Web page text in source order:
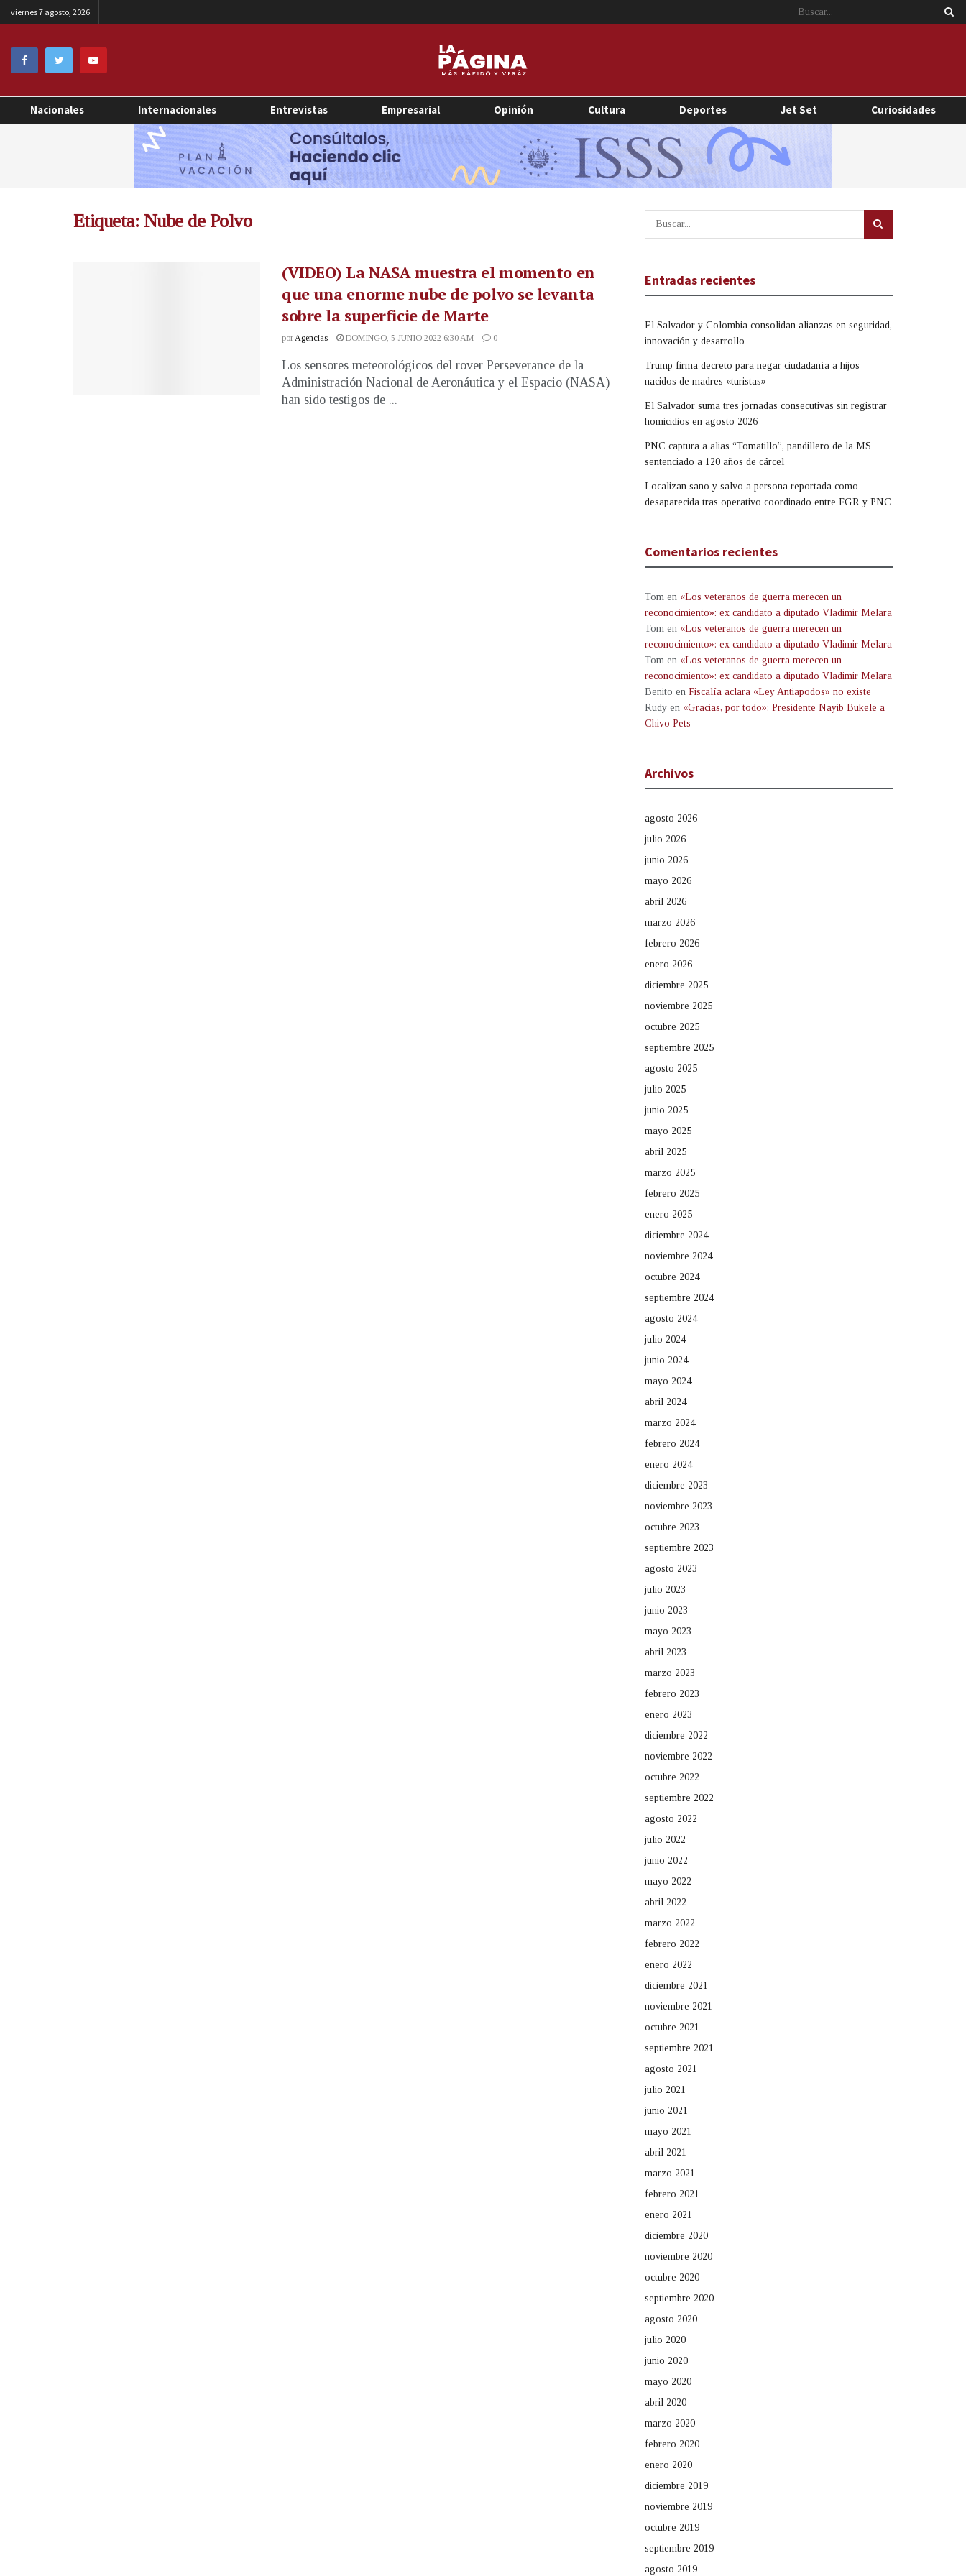
viernes 7 agosto, 2026
Nacionales Internacionales Entrevistas Empresarial Opinión Cultura Deportes Jet Set Curiosidades
Etiqueta: Nube de Polvo
(VIDEO) La NASA muestra el momento en
que una enorme nube de polvo se levanta
sobre la superficie de Marte
porAgencias DOMINGO, 5 JUNIO 2022 6:30 AM 0
Los sensores meteorológicos del rover Perseverance de la
Administración Nacional de Aeronáutica y el Espacio (NASA)
han sido testigos de ...
Entradas recientes
El Salvador y Colombia consolidan alianzas en seguridad,
innovación y desarrollo
Trump firma decreto para negar ciudadanía a hijos
nacidos de madres «turistas»
El Salvador suma tres jornadas consecutivas sin registrar
homicidios en agosto 2026
PNC captura a alias “Tomatillo”, pandillero de la MS
sentenciado a 120 años de cárcel
Localizan sano y salvo a persona reportada como
desaparecida tras operativo coordinado entre FGR y PNC
Comentarios recientes
Tom en «Los veteranos de guerra merecen un
reconocimiento»: ex candidato a diputado Vladimir Melara
Tom en «Los veteranos de guerra merecen un
reconocimiento»: ex candidato a diputado Vladimir Melara
Tom en «Los veteranos de guerra merecen un
reconocimiento»: ex candidato a diputado Vladimir Melara
Benito en Fiscalía aclara «Ley Antiapodos» no existe
Rudy en «Gracias, por todo»: Presidente Nayib Bukele a
Chivo Pets
Archivos
agosto 2026
julio 2026
junio 2026
mayo 2026
abril 2026
marzo 2026
febrero 2026
enero 2026
diciembre 2025
noviembre 2025
octubre 2025
septiembre 2025
agosto 2025
julio 2025
junio 2025
mayo 2025
abril 2025
marzo 2025
febrero 2025
enero 2025
diciembre 2024
noviembre 2024
octubre 2024
septiembre 2024
agosto 2024
julio 2024
junio 2024
mayo 2024
abril 2024
marzo 2024
febrero 2024
enero 2024
diciembre 2023
noviembre 2023
octubre 2023
septiembre 2023
agosto 2023
julio 2023
junio 2023
mayo 2023
abril 2023
marzo 2023
febrero 2023
enero 2023
diciembre 2022
noviembre 2022
octubre 2022
septiembre 2022
agosto 2022
julio 2022
junio 2022
mayo 2022
abril 2022
marzo 2022
febrero 2022
enero 2022
diciembre 2021
noviembre 2021
octubre 2021
septiembre 2021
agosto 2021
julio 2021
junio 2021
mayo 2021
abril 2021
marzo 2021
febrero 2021
enero 2021
diciembre 2020
noviembre 2020
octubre 2020
septiembre 2020
agosto 2020
julio 2020
junio 2020
mayo 2020
abril 2020
marzo 2020
febrero 2020
enero 2020
diciembre 2019
noviembre 2019
octubre 2019
septiembre 2019
agosto 2019